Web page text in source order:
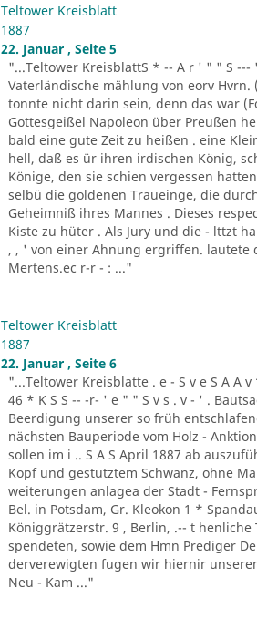
Teltower Kreisblatt
1887
22. Januar , Seite 5
"...Teltower KreisblattS * -- A r ' " " S
Vaterländische mählung von eorv
tonnte nicht darin sein, denn das war
Gottesgeißel Napoleon über Preußen
bald eine gute Zeit zu heißen . eine
hell, daß es ür ihren irdischen König,
Könige, den sie schien vergessen
selbü die goldenen Traueinge, die
Geheimniß ihres Mannes . Dieses
Kiste zu hüter . Als Jury und die - lttzt
, , ' von einer Ahnung ergriffen.
Mertens.ec r-r - : ..."
Teltower Kreisblatt
1887
22. Januar , Seite 6
"...Teltower Kreisblatte . e - S v e S A A
46 * K S S -- -r- ' e " " S v s . v - ' .
Beerdigung unserer so früh
nächsten Bauperiode vom Holz -
sollen im i .. S A S April 1887 ab
Kopf und gestutztem Schwanz, ohne
weiterungen anlagea der Stadt -
Bel. in Potsdam, Gr. Kleokon 1 *
Königgrätzerstr. 9 , Berlin, .-- t
spendeten, sowie dem Hmn Prediger
derverewigten fugen wir hiernir
Neu - Kam ..."